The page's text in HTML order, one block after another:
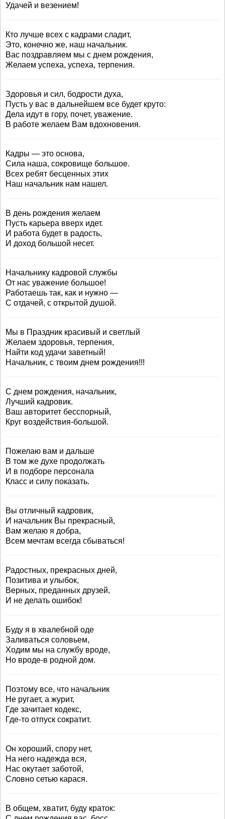
Удачей и везением!
Кто лучше всех с кадрами сладит,
Это, конечно же, наш начальник.
Вас поздравляем мы с днем рождения,
Желаем успеха, успеха, терпения.
Здоровья и сил, бодрости духа,
Пусть у вас в дальнейшем все будет круто:
Дела идут в гору, почет, уважение.
В работе желаем Вам вдохновения.
Кадры — это основа,
Сила наша, сокровище большое.
Всех ребят бесценных этих
Наш начальник нам нашел.
В день рождения желаем
Пусть карьера вверх идет.
И работа будет в радость,
И доход большой несет.
Начальнику кадровой службы
От нас уважение большое!
Работаешь так, как и нужно —
С отдачей, с открытой душой.
Мы в Праздник красивый и светлый
Желаем здоровья, терпения,
Найти код удачи заветный!
Начальник, с твоим днем рождения!!!
С днем рождения, начальник,
Лучший кадровик.
Ваш авторитет бесспорный,
Круг воздействия-большой.
Пожелаю вам и дальше
В том же духе продолжать
И в подборе персонала
Класс и силу показать.
Вы отличный кадровик,
И начальник Вы прекрасный,
Вам желаю я добра,
Всем мечтам всегда сбываться!
Радостных, прекрасных дней,
Позитива и улыбок,
Верных, преданных друзей,
И не делать ошибок!
Буду я в хвалебной оде
Заливаться соловьем,
Ходим мы на службу вроде,
Но вроде-в родной дом.
Поэтому все, что начальник
Не ругает, а журит,
Где зачитает кодекс,
Где-то отпуск сократит.
Он хороший, спору нет,
На него надежда вся,
Нас окутает заботой,
Словно сетью карася.
В общем, хватит, буду краток: